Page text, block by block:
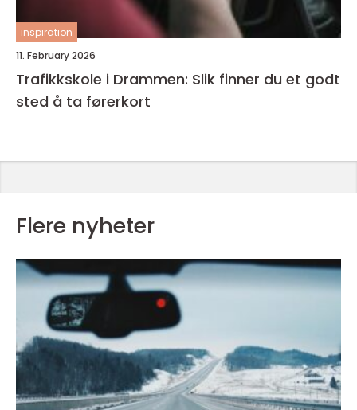
inspiration
11. February 2026
Trafikkskole i Drammen: Slik finner du et godt
sted å ta førerkort
Flere nyheter